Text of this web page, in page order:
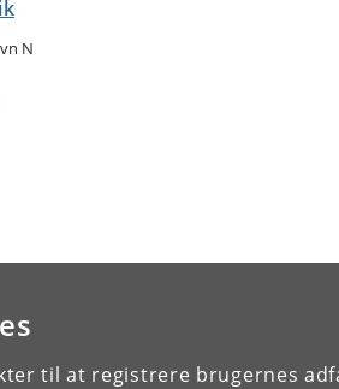
til at registrere brugernes
N